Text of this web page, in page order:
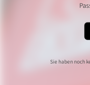
Sie haben noch